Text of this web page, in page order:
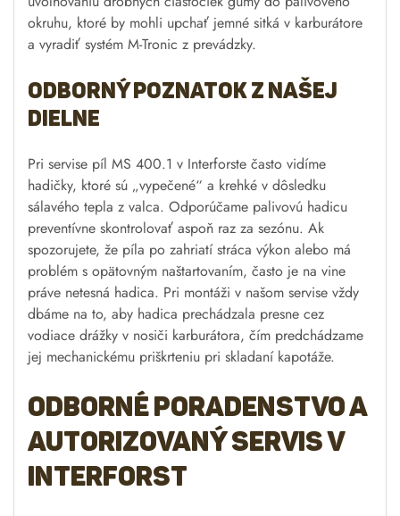
okruhu, ktoré by mohli upchať jemné sitká v karburátore
a vyradiť systém M-Tronic z prevádzky.
Odborný poznatok z našej
dielne
Pri servise píl MS 400.1 v Interforste často vidíme
hadičky, ktoré sú „vypečené“ a krehké v dôsledku
sálavého tepla z valca. Odporúčame palivovú hadicu
preventívne skontrolovať aspoň raz za sezónu. Ak
spozorujete, že píla po zahriatí stráca výkon alebo má
problém s opätovným naštartovaním, často je na vine
práve netesná hadica. Pri montáži v našom servise vždy
dbáme na to, aby hadica prechádzala presne cez
vodiace drážky v nosiči karburátora, čím predchádzame
jej mechanickému priškrteniu pri skladaní kapotáže.
Odborné poradenstvo a
autorizovaný servis v
Interforst